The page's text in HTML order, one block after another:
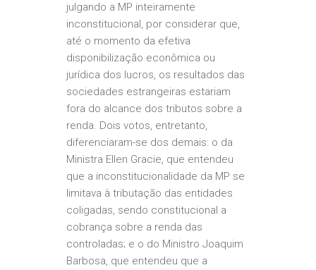
julgando a MP inteiramente
inconstitucional, por considerar que,
até o momento da efetiva
disponibilização econômica ou
jurídica dos lucros, os resultados das
sociedades estrangeiras estariam
fora do alcance dos tributos sobre a
renda. Dois votos, entretanto,
diferenciaram-se dos demais: o da
Ministra Ellen Gracie, que entendeu
que a inconstitucionalidade da MP se
limitava à tributação das entidades
coligadas, sendo constitucional a
cobrança sobre a renda das
controladas; e o do Ministro Joaquim
Barbosa, que entendeu que a